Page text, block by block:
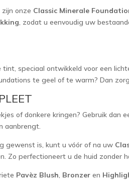
onze Classic Minerale
, zodat u eenvoudig uw
tint, speciaal ontwikkeld voor een
te geel of te warm? Dan
of donkere kringen? Gebruik dan
aanbrengt.
gewenst is, kunt u vóór of na uw
Zo perfectioneert u de huid zonder
Pavèz Blush, Bronzer en